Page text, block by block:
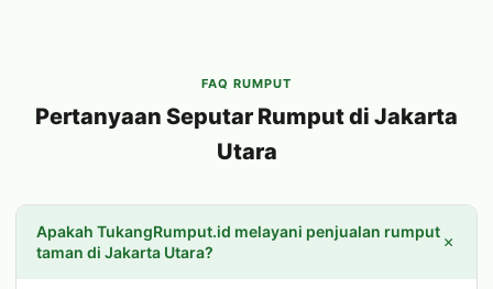
FAQ RUMPUT
Pertanyaan Seputar Rumput di Jakarta
Utara
Apakah TukangRumput.id melayani penjualan rumput
taman di Jakarta Utara?
+